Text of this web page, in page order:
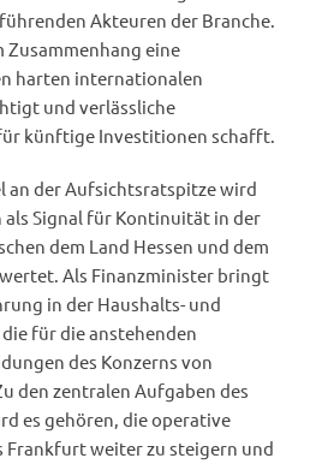
Akteuren der Branche.
Zusammenhang eine
harten internationalen
und verlässliche
künftige Investitionen schafft.
an der Aufsichtsratspitze wird
Signal für Kontinuität in der
dem Land Hessen und dem
Als Finanzminister bringt
in der Haushalts- und
für die anstehenden
des Konzerns von
den zentralen Aufgaben des
es gehören, die operative
Frankfurt weiter zu steigern und